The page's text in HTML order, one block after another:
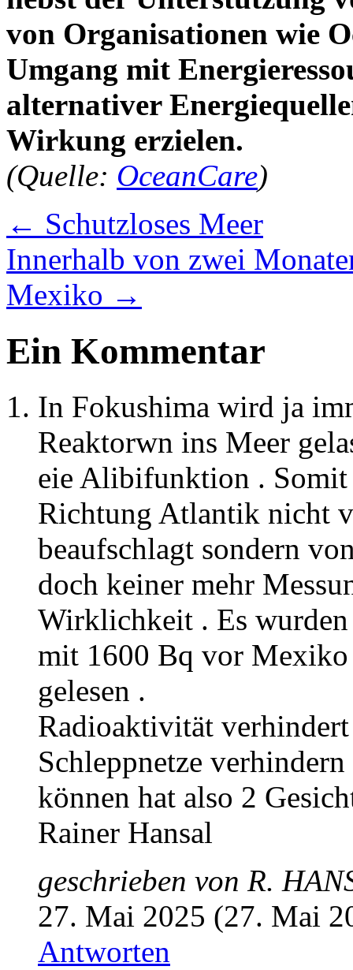
von Organisationen wie
Umgang mit
alternativer
Wirkung erzielen.
(Quelle: OceanCare)
← Schutzloses Meer
Innerhalb von zwei
Mexiko →
Ein Kommentar
In Fokushima wird ja
Reaktorwn ins Meer
eie Alibifunktion .
Richtung Atlantik nicht
beaufschlagt sondern
doch keiner mehr
Wirklichkeit . Es wurden
mit 1600 Bq vor Mexiko
gelesen .
Radioaktivität verhindert
Schleppnetze
können hat also 2
Rainer Hansal
geschrieben von R.
27. Mai 2025 (27. Mai
Antworten